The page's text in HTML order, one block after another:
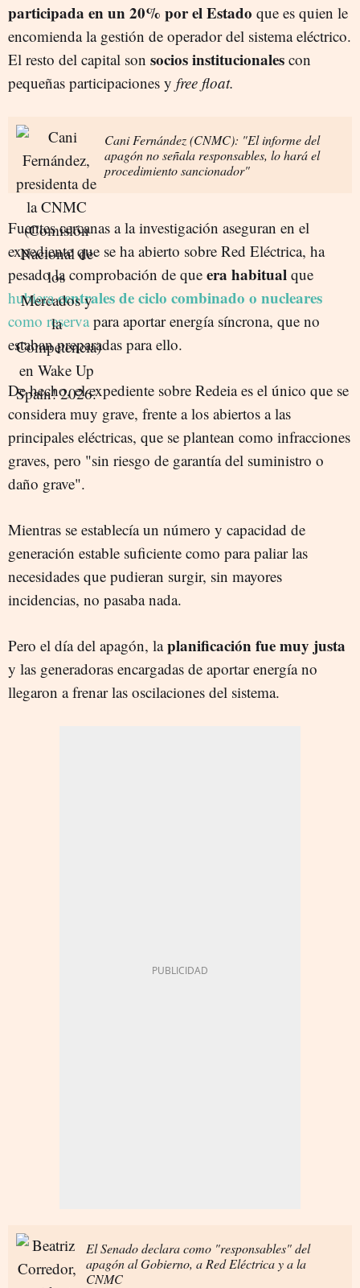
participada en un 20% por el Estado que es quien le
encomienda la gestión de operador del sistema eléctrico.
El resto del capital son socios institucionales con
pequeñas participaciones y free float.
Cani Fernández (CNMC): "El informe del
apagón no señala responsables, lo hará el
procedimiento sancionador"
Fuentes cercanas a la investigación aseguran en el
expediente que se ha abierto sobre Red Eléctrica, ha
pesado la comprobación de que era habitual que
hubieracentrales de ciclo combinado o nucleares
como reservapara aportar energía síncrona, que no
estaban preparadas para ello.
De hecho, el expediente sobre Redeia es el único que se
considera muy grave, frente a los abiertos a las
principales eléctricas, que se plantean como infracciones
graves, pero "sin riesgo de garantía del suministro o
daño grave".
Mientras se establecía un número y capacidad de
generación estable suficiente como para paliar las
necesidades que pudieran surgir, sin mayores
incidencias, no pasaba nada.
Pero el día del apagón, laplanificación fue muy justa
y las generadoras encargadas de aportar energía no
llegaron a frenar las oscilaciones del sistema.
El Senado declara como "responsables" del
apagón al Gobierno, a Red Eléctrica y a la
CNMC